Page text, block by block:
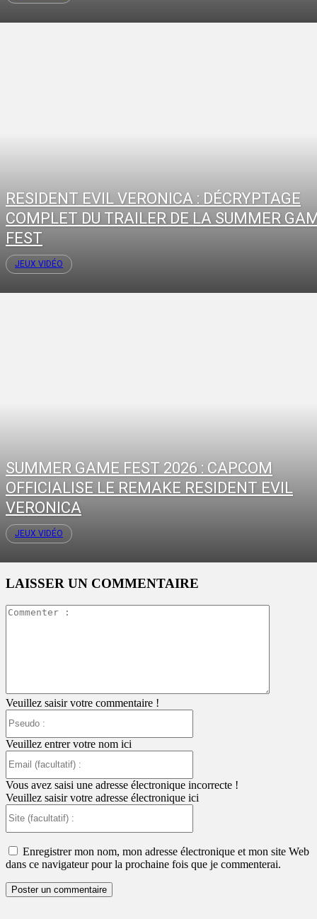
RESIDENT EVIL VERONICA : DÉCRYPTAGE
COMPLET DU TRAILER DE LA SUMMER
FEST
JEUX VIDÉO
SUMMER GAME FEST 2026 : CAPCOM
OFFICIALISE LE REMAKE RESIDENT EVIL
VERONICA
JEUX VIDÉO
LAISSER UN COMMENTAIRE
Veuillez saisir votre commentaire !
Veuillez entrer votre nom ici
:
Vous avez saisi une adresse électronique incorrecte !
Veuillez saisir votre adresse électronique ici
:
Enregistrer mon nom, mon adresse électronique et mon site Web
dans ce navigateur pour la prochaine fois que je commenterai.